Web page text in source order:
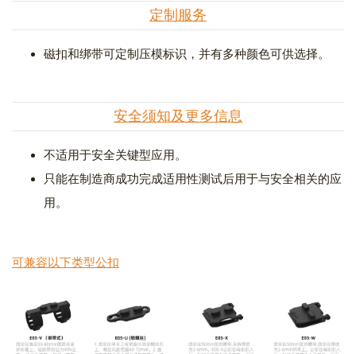
定制服务
磁扣和绑带可定制压模标识，并有多种颜色可供选择。
安全须知及更多信息
不适用于安全关键型应用。
只能在制造商成功完成适用性测试后用于与安全相关的应
用。
可兼容以下类型公扣